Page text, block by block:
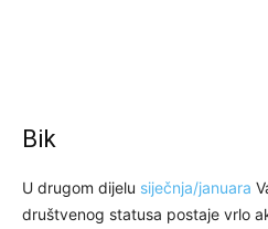
Bik
U drugom dijelu siječnja/januara
društvenog statusa postaje vrlo